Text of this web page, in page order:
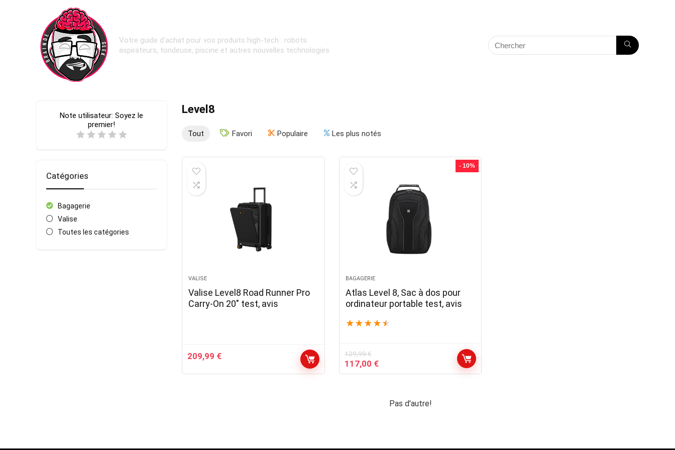
Votre guide d'achat pour vos produits high-tech : robots
aspirateurs, tondeuse, piscine et autres nouvelles technologies
Level8
Note utilisateur: Soyez le
premier!
Catégories
Bagagerie
Valise
Toutes les catégories
Tout Favori Populaire Les plus notés
VALISE
Valise Level8 Road Runner Pro
Carry-On 20″ test, avis
209,99 €
- 10%
BAGAGERIE
Atlas Level 8, Sac à dos pour
ordinateur portable test, avis
★ ★ ★ ★ ★
129,99€
Le
prix
117,00 €Le
prix
117,00 €.
Pas d'autre!